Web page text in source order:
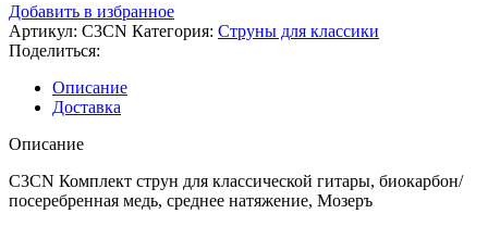
Добавить в избранное
Артикул: C3CN Категория: Струны для классики
Поделиться:
Описание
Доставка
Описание
C3CN Комплект струн для классической гитары, биокарбон/
посеребренная медь, среднее натяжение, Мозеръ